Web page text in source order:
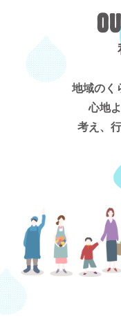
地域のく
心地
考え、